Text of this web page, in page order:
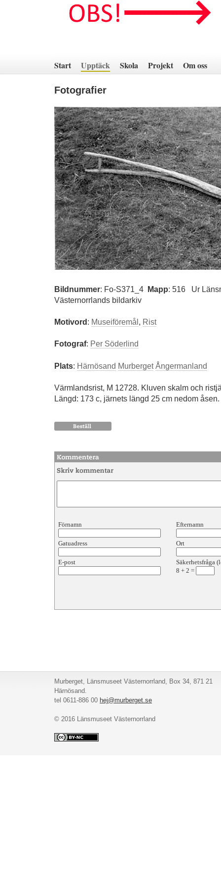
innehåll
Start Upptäck Skola Projekt Om oss
Fotografier
Bildnummer: Fo-S371_4 Mapp: 516
Ur
Västernorrlands bildarkiv
Motivord: Museiföremål, Rist
Fotograf: Per Söderlind
Plats: Härnösand Murberget Ångermanland
Värmlandsrist, M 12728. Kluven skalm och
Längd: 173 c, järnets längd 25 cm nedom åsen.
Förnamn Efternamn
Gatuadress Ort
E-post
Säkerhetsfråga
8 + 2 =
Murberget, Länsmuseet Västernorrland, Box 34, 871 21
Härnösand.
tel 0611-886 00 hej@murberget.se
© 2016 Länsmuseet Västernorrland